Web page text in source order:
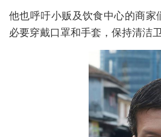
他也呼吁小贩及饮食中心的商家
必要穿戴口罩和手套，保持清洁